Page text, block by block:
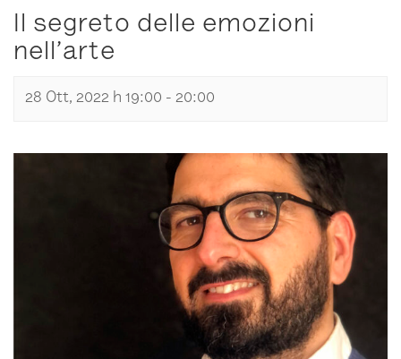
Il segreto delle emozioni
nell’arte
28 Ott, 2022 h 19:00 - 20:00